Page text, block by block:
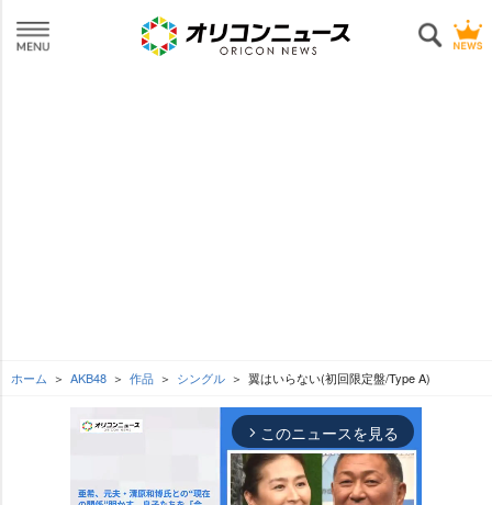
ホーム AKB48 作品 シングル 翼はいらない(初回限定盤/Type A)
arrow_forward_ios このニュースを見る